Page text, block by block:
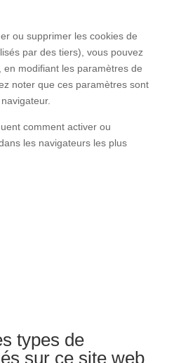
ou supprimer les cookies de
par des tiers), vous pouvez
en modifiant les paramètres de
noter que ces paramètres sont
comment activer ou
les navigateurs les plus
types de
sur ce site web